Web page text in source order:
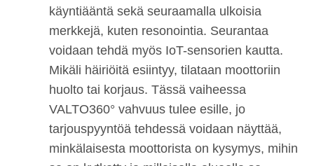
käyntiääntä sekä seuraamalla ulkoisia
merkkejä, kuten resonointia. Seurantaa
voidaan tehdä myös IoT-sensorien kautta.
Mikäli häiriöitä esiintyy, tilataan moottoriin
huolto tai korjaus. Tässä vaiheessa
VALTO360° vahvuus tulee esille, jo
tarjouspyyntöä tehdessä voidaan näyttää,
minkälaisesta moottorista on kysymys, mihin